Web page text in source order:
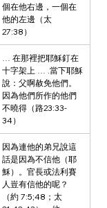
個在他右邊，一個在
他的左邊（太
27:38）
… 在那裡把耶穌釘在
十字架上 … .當下耶穌
說：父啊赦免他們。
因為他們所作的他們
不曉得（路23:33-
34）
因為連他的弟兄說這
話是因為不信他（耶
穌）。官長或法利賽
人豈有信他的呢？
（約 7:5;48；太